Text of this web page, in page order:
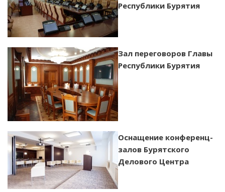
Республики Бурятия
Зал переговоров Главы
Республики Бурятия
Оснащение конференц-
залов Бурятского
Делового Центра